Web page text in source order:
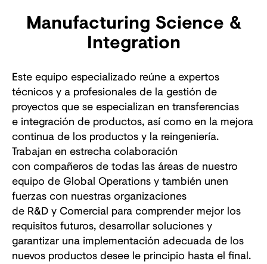
Manufacturing Science &
Integration
Este equipo especializado reúne a expertos
técnicos y a profesionales de la gestión de
proyectos que se especializan en transferencias
e integración de productos, así como en la mejora
continua de los productos y la reingeniería.
Trabajan en estrecha colaboración
con compañeros de todas las áreas de nuestro
equipo de Global Operations y también unen
fuerzas con nuestras organizaciones
de R&D y Comercial para comprender mejor los
requisitos futuros, desarrollar soluciones y
garantizar una implementación adecuada de los
nuevos productos desee le principio hasta el final.